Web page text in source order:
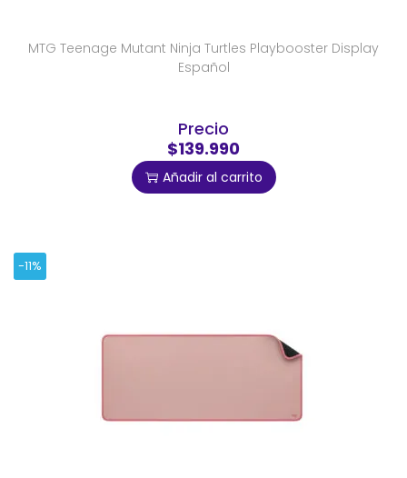
MTG Teenage Mutant Ninja Turtles Playbooster Display
Español
Precio
$139.990
Añadir al carrito
-11%